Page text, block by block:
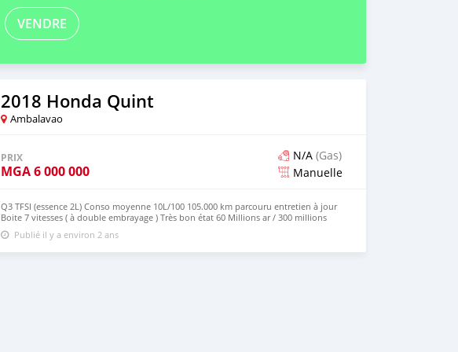
VENDRE
2018 Honda Quint
Ambalavao
PRIX
MGA6 000 000
N/A (Gas)
Manuelle
Q3 TFSI (essence 2L) Conso moyenne 10L/100 105.000 km parcouru entretien à jour
Boite 7 vitesses ( à double embrayage ) Très bon état 60 Millions ar / 300 millions
francs 0342595413 ou MP
Publié il y a environ 2 ans